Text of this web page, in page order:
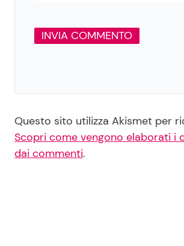
Questo sito utilizza Akismet per
Scopri come vengono elaborati i
dai commenti.